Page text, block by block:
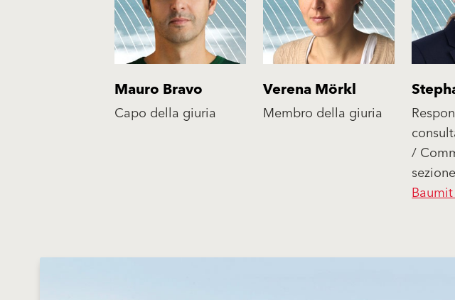
Mauro Bravo Verena Mörkl
Capo della giuria Membro della giuria
/